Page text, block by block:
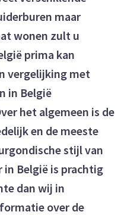
maar
wonen zult u
prima kan
vergelijking met
in België
het algemeen is de
en de meeste
stijl van
in België is prachtig
dan wij in
over de